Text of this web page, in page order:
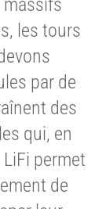
les tours
par de
des
qui, en
permet
de